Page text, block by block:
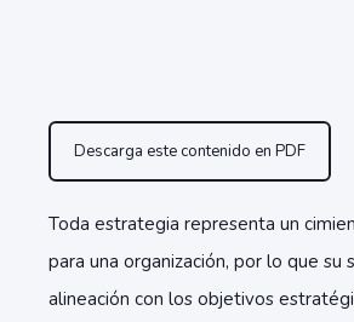
Descarga este contenido en PDF
Toda estrategia representa un
para una organización, por lo que su
alineación con los objetivos